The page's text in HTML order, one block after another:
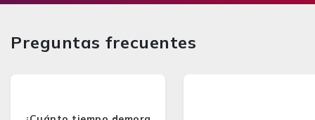
Preguntas frecuentes